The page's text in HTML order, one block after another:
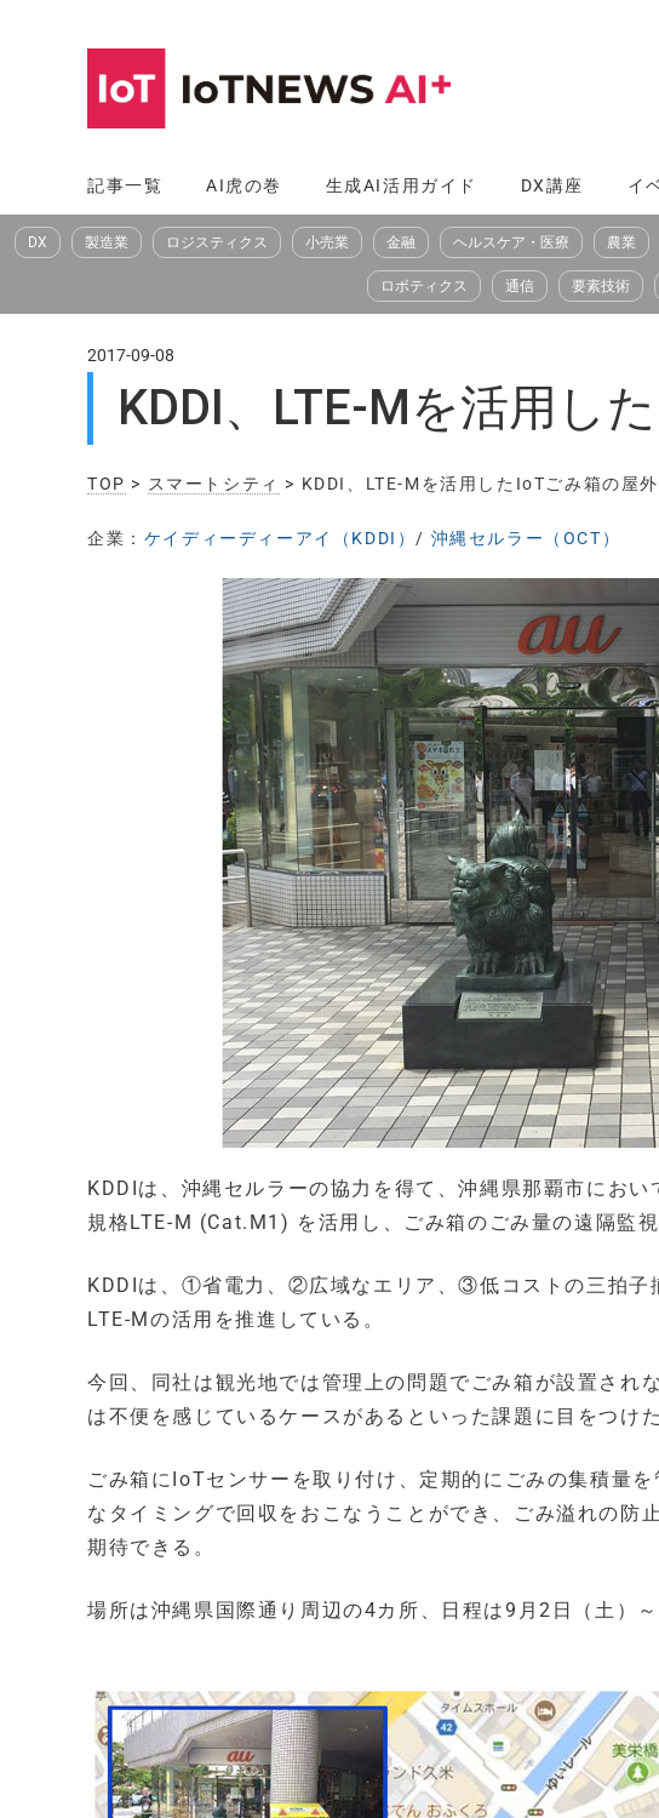
へ
ス
記事一覧 AI虎の巻 生成AI活用ガイド DX講座 イ
DX 製造業 ロジスティクス 小売業 金融 ヘルスケア・医療 農業
ロボティクス 通信 要素技術
2017-09-08
KDDI、LTE-Mを活用し
TOP > スマートシティ > KDDI、LTE-Mを活用したIoTごみ箱の屋
企業： ケイディーディーアイ（KDDI） / 沖縄セルラー（OCT）
KDDIは、沖縄セルラーの協力を得て、沖縄県那覇市にお
規格LTE-M (Cat.M1) を活用し、ごみ箱のごみ量の遠隔監
KDDIは、①省電力、②広域なエリア、③低コストの三拍子
LTE-Mの活用を推進している。
今回、同社は観光地では管理上の問題でごみ箱が設置され
は不便を感じているケースがあるといった課題に目をつけた
ごみ箱にIoTセンサーを取り付け、定期的にごみの集積量
なタイミングで回収をおこなうことができ、ごみ溢れの防
期待できる。
場所は沖縄県国際通り周辺の4カ所、日程は9月2日（土）